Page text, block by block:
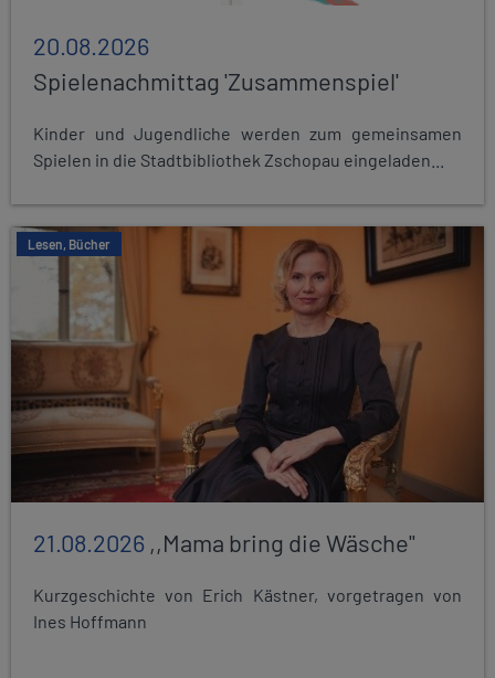
20.08.2026
Spielenachmittag 'Zusammenspiel'
Kinder und Jugendliche werden zum gemeinsamen
Spielen in die Stadtbibliothek Zschopau eingeladen...
Lesen, Bücher
21.08.2026 ,,Mama bring die Wäsche"
Kurzgeschichte von Erich Kästner, vorgetragen von
Ines Hoffmann